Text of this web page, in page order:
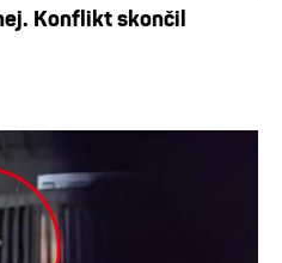
Konflikt skončil